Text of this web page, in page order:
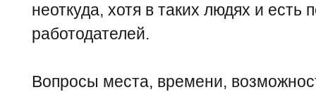
неоткуда, хотя в таких людях и есть
работодателей.
Вопросы места, времени,